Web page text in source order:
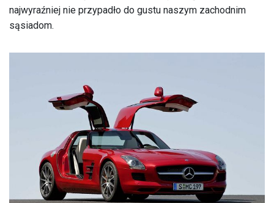
najwyraźniej nie przypadło do gustu naszym zachodnim
sąsiadom.